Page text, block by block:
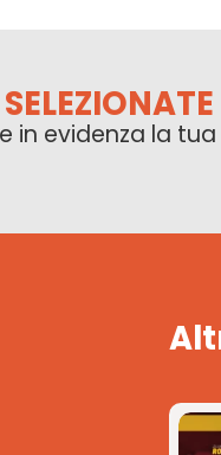
in evidenza la